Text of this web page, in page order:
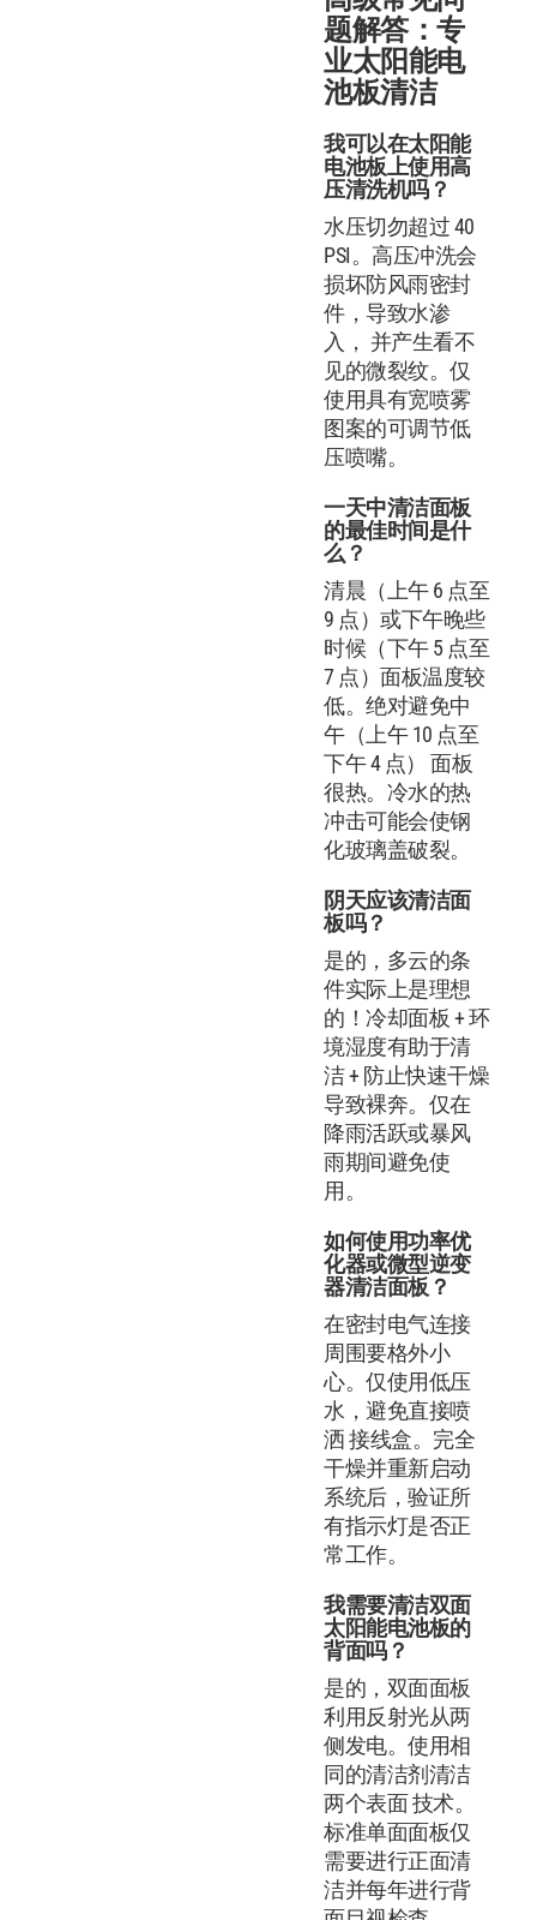
题解答：专
业太阳能电
池板清洁
我可以在太阳能
电池板上使用高
压清洗机吗？
水压切勿超过 40
PSI。高压冲洗会
损坏防风雨密封
件，导致水渗
入， 并产生看不
见的微裂纹。仅
使用具有宽喷雾
图案的可调节低
压喷嘴。
一天中清洁面板
的最佳时间是什
么？
清晨（上午 6 点至
9 点）或下午晚些
时候（下午 5 点至
7 点）面板温度较
低。绝对避免中
午（上午 10 点至
下午 4 点） 面板
很热。冷水的热
冲击可能会使钢
化玻璃盖破裂。
阴天应该清洁面
板吗？
是的，多云的条
件实际上是理想
的！冷却面板 + 环
境湿度有助于清
洁 + 防止快速干燥
导致裸奔。仅在
降雨活跃或暴风
雨期间避免使
用。
如何使用功率优
化器或微型逆变
器清洁面板？
在密封电气连接
周围要格外小
心。仅使用低压
水，避免直接喷
洒 接线盒。完全
干燥并重新启动
系统后，验证所
有指示灯是否正
常工作。
我需要清洁双面
太阳能电池板的
背面吗？
是的，双面面板
利用反射光从两
侧发电。使用相
同的清洁剂清洁
两个表面 技术。
标准单面面板仅
需要进行正面清
洁并每年进行背